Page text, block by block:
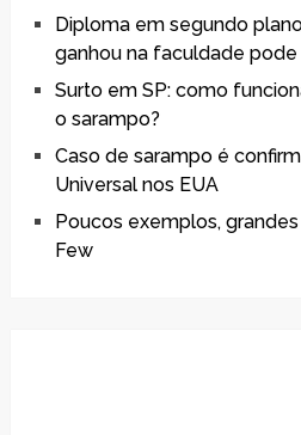
Diploma em segundo
ganhou na faculdade
Surto em SP: como
o sarampo?
Caso de sarampo é
Universal nos EUA
Poucos exemplos,
Few